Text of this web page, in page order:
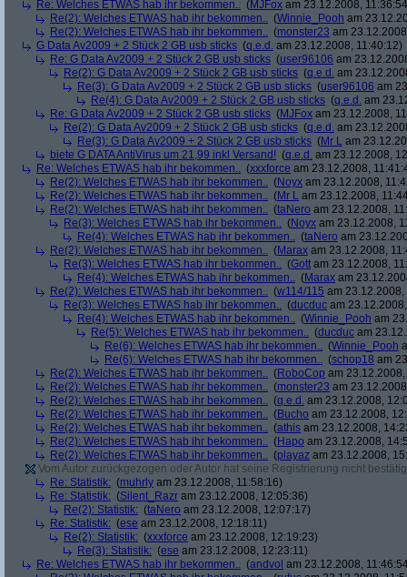
Re: Welches ETWAS hab ihr bekommen.. (MJFox am 23.12.2008,
Re(2): Welches ETWAS hab ihr bekommen.. (Winnie_Pooh am
Re(2): Welches ETWAS hab ihr bekommen.. (monster23 am
G Data Av2009 + 2 Stück 2 GB usb sticks (q.e.d. am 23.12.2008, 11:40:12)
Re: G Data Av2009 + 2 Stück 2 GB usb sticks (user96106 am
Re(2): G Data Av2009 + 2 Stück 2 GB usb sticks (q.e.d. am
Re(3): G Data Av2009 + 2 Stück 2 GB usb sticks (user96106 am
Re(4): G Data Av2009 + 2 Stück 2 GB usb sticks (q.e.d. am
Re: G Data Av2009 + 2 Stück 2 GB usb sticks (MJFox am 23.12.2008,
Re(2): G Data Av2009 + 2 Stück 2 GB usb sticks (q.e.d. am
Re(3): G Data Av2009 + 2 Stück 2 GB usb sticks (Mr L am
biete G DATA AntiVirus um 21,99 inkl Versand! (q.e.d. am 23.12.2008,
Re: Welches ETWAS hab ihr bekommen.. (xxxforce am 23.12.2008,
Re(2): Welches ETWAS hab ihr bekommen.. (Noyx am 23.12.2008,
Re(2): Welches ETWAS hab ihr bekommen.. (Mr L am 23.12.2008,
Re(2): Welches ETWAS hab ihr bekommen.. (taNero am 23.12.2008,
Re(3): Welches ETWAS hab ihr bekommen.. (Noyx am 23.12.2008,
Re(4): Welches ETWAS hab ihr bekommen.. (taNero am
Re(2): Welches ETWAS hab ihr bekommen.. (Marax am 23.12.2008,
Re(3): Welches ETWAS hab ihr bekommen.. (Gott am 23.12.2008,
Re(4): Welches ETWAS hab ihr bekommen.. (Marax am
Re(2): Welches ETWAS hab ihr bekommen.. (w114/115 am 23.12.2008,
Re(3): Welches ETWAS hab ihr bekommen.. (ducduc am
Re(4): Welches ETWAS hab ihr bekommen.. (Winnie_Pooh am
Re(5): Welches ETWAS hab ihr bekommen.. (ducduc am
Re(6): Welches ETWAS hab ihr bekommen.. (Winnie_Pooh
Re(6): Welches ETWAS hab ihr bekommen.. (schop18 am
Re(2): Welches ETWAS hab ihr bekommen.. (RoboCop am
Re(2): Welches ETWAS hab ihr bekommen.. (monster23 am
Re(2): Welches ETWAS hab ihr bekommen.. (q.e.d. am 23.12.2008,
Re(2): Welches ETWAS hab ihr bekommen.. (Bucho am 23.12.2008,
Re(2): Welches ETWAS hab ihr bekommen.. (athis am 23.12.2008,
Re(2): Welches ETWAS hab ihr bekommen.. (Hapo am 23.12.2008,
Re(2): Welches ETWAS hab ihr bekommen.. (playaz am 23.12.2008,
Vom Autor zurückgezogen oder Autor hat seine Registrierung nicht
Re: Statistik: (muhrly am 23.12.2008, 11:58:16)
Re: Statistik: (Silent_Razr am 23.12.2008, 12:05:36)
Re(2): Statistik: (taNero am 23.12.2008, 12:07:17)
Re: Statistik: (ese am 23.12.2008, 12:18:11)
Re(2): Statistik: (xxxforce am 23.12.2008, 12:19:23)
Re(3): Statistik: (ese am 23.12.2008, 12:23:11)
Re: Welches ETWAS hab ihr bekommen.. (andvol am 23.12.2008,